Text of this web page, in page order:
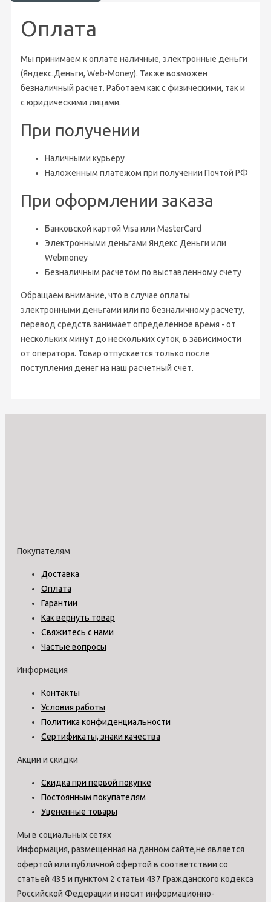
Оплата
Мы принимаем к оплате наличные, электронные деньги
(Яндекс.Деньги, Web-Money). Также возможен
безналичный расчет. Работаем как с физическими, так и
с юридическими лицами.
При получении
Наличными курьеру
Наложенным платежом при получении Почтой РФ
При оформлении заказа
Банковской картой Visa или MasterCard
Электронными деньгами Яндекс Деньги или
Webmoney
Безналичным расчетом по выставленному счету
Обращаем внимание, что в случае оплаты
электронными деньгами или по безналичному расчету,
перевод средств занимает определенное время - от
нескольких минут до нескольких суток, в зависимости
от оператора. Товар отпускается только после
поступления денег на наш расчетный счет.
Покупателям
Доставка
Оплата
Гарантии
Как вернуть товар
Свяжитесь с нами
Частые вопросы
Информация
Контакты
Условия работы
Политика конфиденциальности
Сертификаты, знаки качества
Акции и скидки
Скидка при первой покупке
Постоянным покупателям
Уцененные товары
Мы в социальных сетях
Информация, размещенная на данном сайте,не является
офертой или публичной офертой в соответствии со
статьей 435 и пунктом 2 статьи 437 Гражданского кодекса
Российской Федерации и носит информационно-